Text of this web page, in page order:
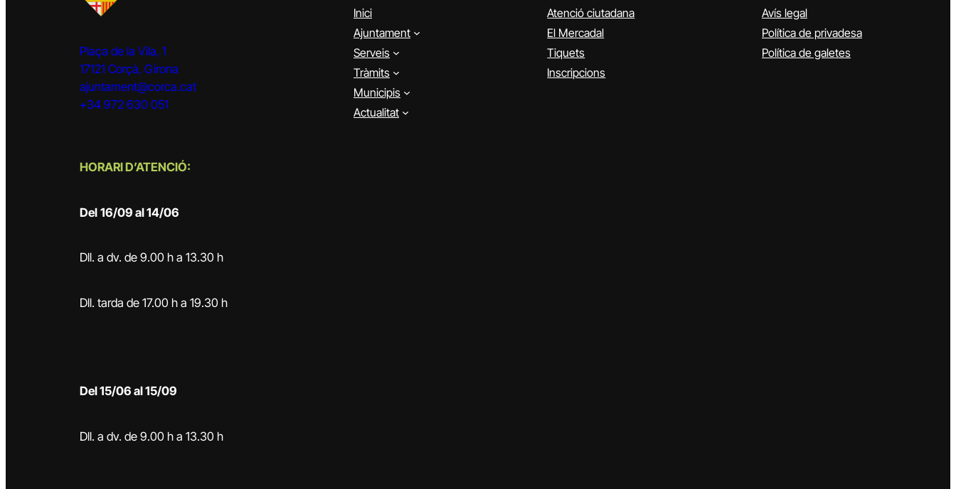
Plaça de la Vila, 1
17121 Corçà, Girona
ajuntament@corca.cat
+34 972 630 051
HORARI D’ATENCIÓ:
Del 16/09 al 14/06
Dll. a dv. de 9.00 h a 13.30 h
Dll. tarda de 17.00 h a 19.30 h
Del 15/06 al 15/09
Dll. a dv. de 9.00 h a 13.30 h
Inici
Ajuntament
Serveis
Tràmits
Municipis
Actualitat
Atenció ciutadana
El Mercadal
Tiquets
Inscripcions
Avís legal
Política de privadesa
Política de galetes